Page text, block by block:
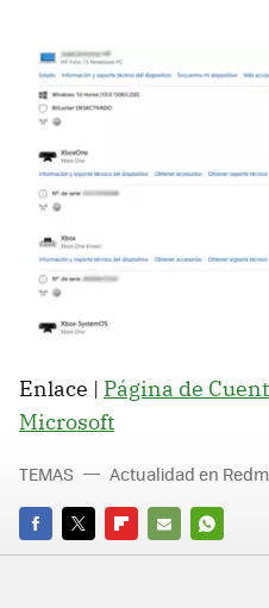
Enlace | Página de
Microsoft
FACEBOOK
TWITTERFLIPBOARD
E-
TEMAS Actualidad en